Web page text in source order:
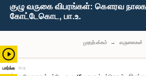
பார்க்க
குழு வருகை விபரங்கள்: கௌரவ
கோட்டேகொட, பா.உ.
முதற்பக்கம் வருகைகள்
குழு